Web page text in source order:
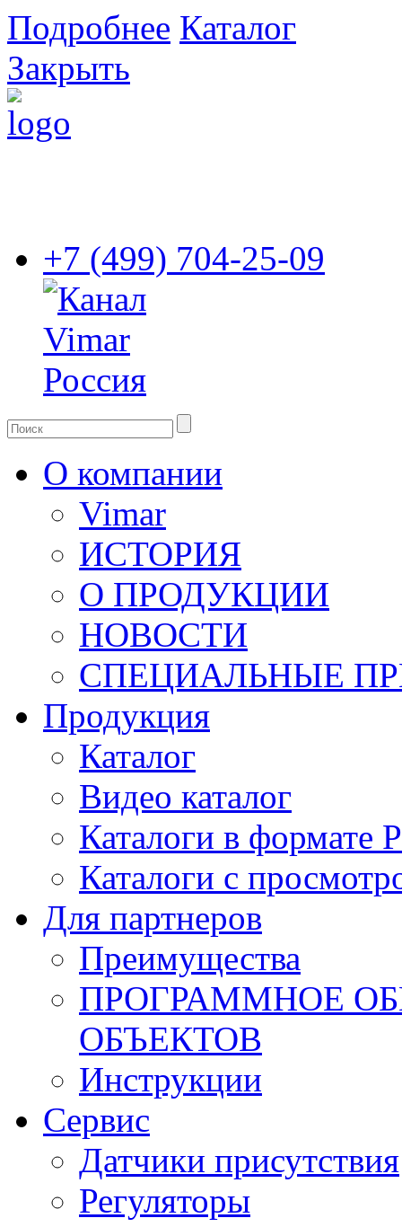
Подробнее Каталог
Закрыть
+7 (499) 704-25-09
О компании
Vimar
ИСТОРИЯ
О ПРОДУКЦИИ
НОВОСТИ
СПЕЦИАЛЬНЫЕ
Продукция
Каталог
Видео каталог
Каталоги в формате
Каталоги с
Для партнеров
Преимущества
ПРОГРАММНОЕ
ОБЪЕКТОВ
Инструкции
Сервис
Датчики присутствия
Регуляторы